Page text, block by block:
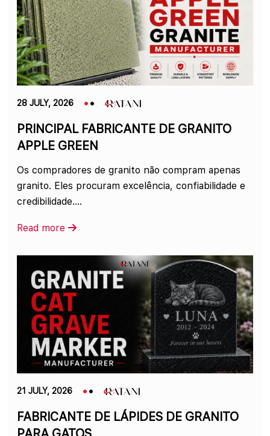
28 JULY, 2026
PRINCIPAL FABRICANTE DE GRANITO
APPLE GREEN
Os compradores de granito não compram apenas
granito. Eles procuram excelência, confiabilidade e
credibilidade....
Read more
21 JULY, 2026
FABRICANTE DE LÁPIDES DE GRANITO